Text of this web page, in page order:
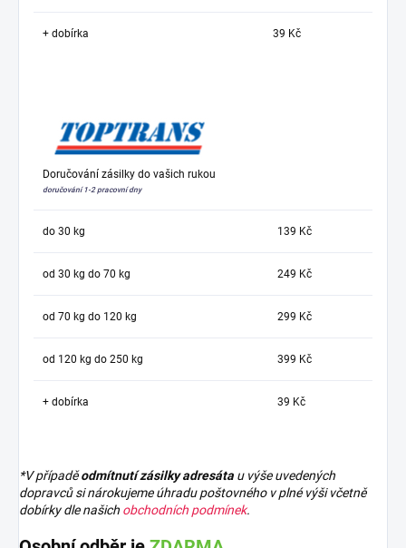
+ dobírka 39 Kč
Doručování zásilky do vašich rukou
doručování 1-2 pracovní dny
do 30 kg 139 Kč
od 30 kg do 70 kg 249 Kč
od 70 kg do 120 kg 299 Kč
od 120 kg do 250 kg 399 Kč
+ dobírka 39 Kč
*V případěodmítnutí zásilky adresáta u výše uvedených
dopravců si nárokujeme úhradu poštovného v plné výši včetně
dobírky dle našich obchodních podmínek.